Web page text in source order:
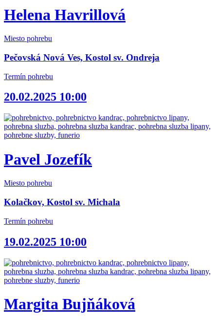
Helena Havrillová
Miesto pohrebu
Pečovská Nová Ves, Kostol sv. Ondreja
Termín pohrebu
20.02.2025 10:00
Pavel Jozefík
Miesto pohrebu
Kolačkov, Kostol sv. Michala
Termín pohrebu
19.02.2025 10:00
Margita Bujňáková